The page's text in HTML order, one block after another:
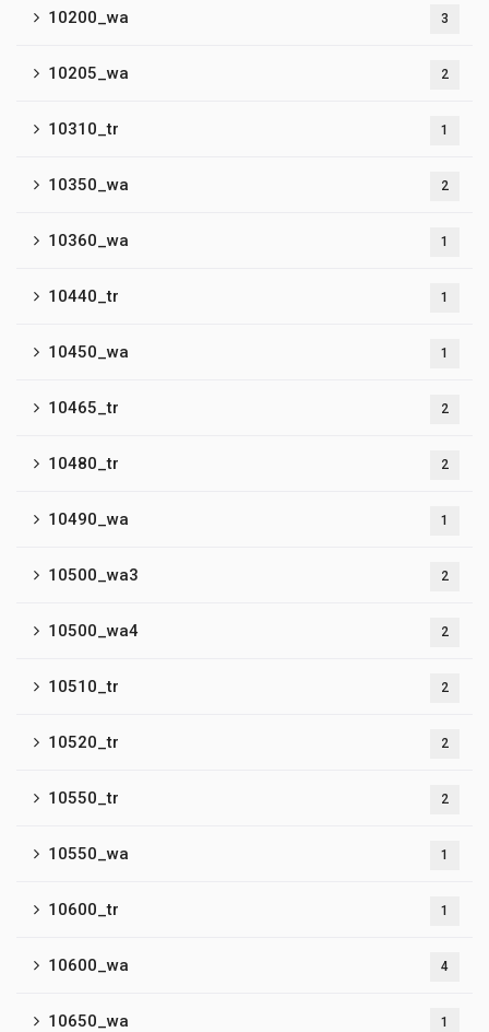
10200_wa 3
10205_wa 2
10310_tr 1
10350_wa 2
10360_wa 1
10440_tr 1
10450_wa 1
10465_tr 2
10480_tr 2
10490_wa 1
10500_wa3 2
10500_wa4 2
10510_tr 2
10520_tr 2
10550_tr 2
10550_wa 1
10600_tr 1
10600_wa 4
10650_wa 1